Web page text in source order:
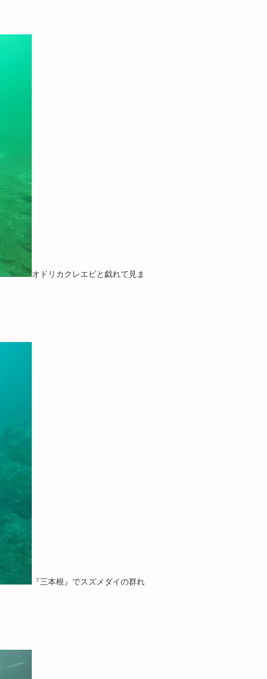
オドリカクレエビと戯れて見ま
『三本根』でスズメダイの群れ